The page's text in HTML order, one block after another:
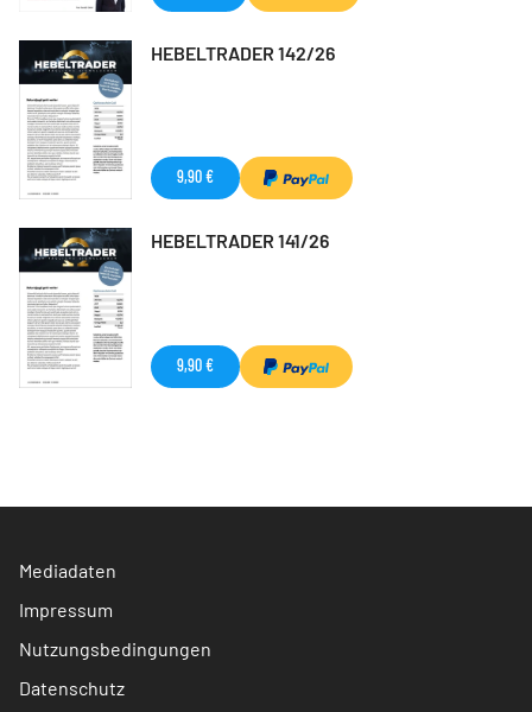
HEBELTRADER 142/26
9,90 €
HEBELTRADER 141/26
9,90 €
Mediadaten
Impressum
Nutzungsbedingungen
Datenschutz